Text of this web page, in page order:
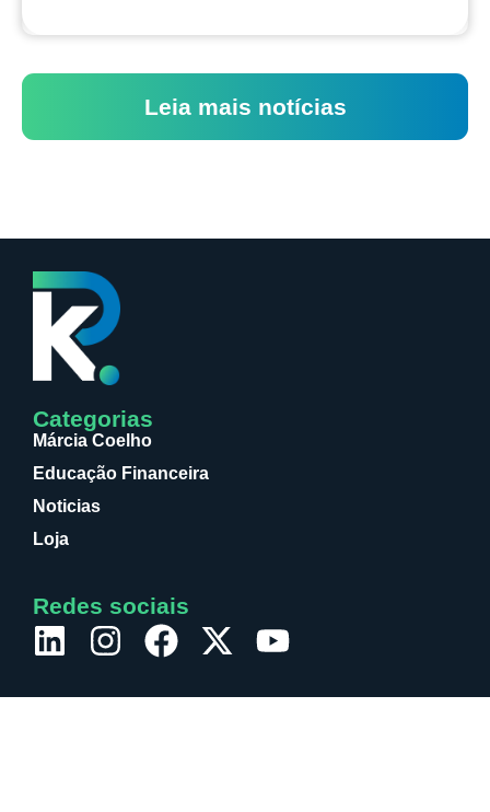
Leia mais notícias
Categorias
Márcia Coelho
Educação Financeira
Noticias
Loja
Redes sociais